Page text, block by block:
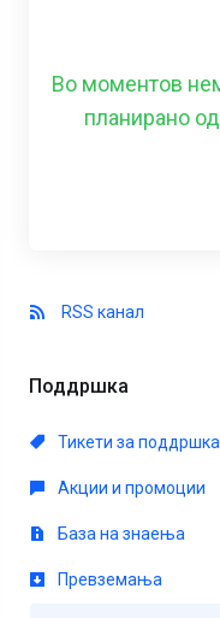
RSS канал
Поддршка
Тикети за поддршка
Акции и промоции
База на знаења
Превземања
Во моментов
планирано